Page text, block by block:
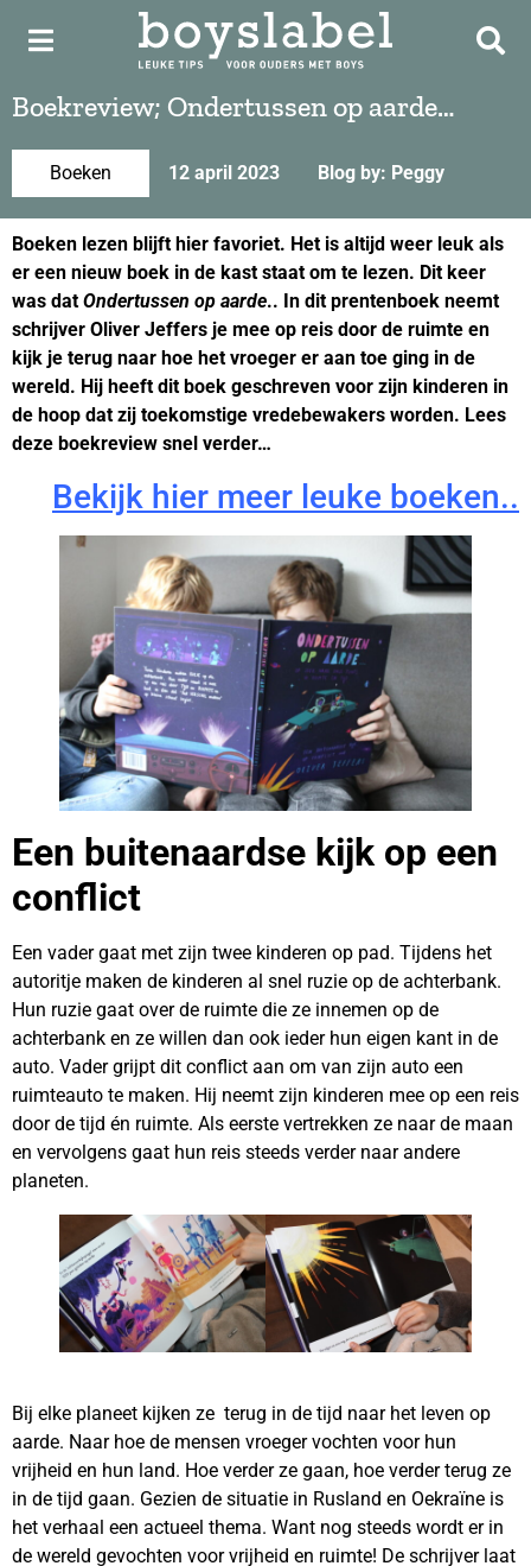
Boekreview; Ondertussen op aarde…
Boeken 12 april 2023 Blog by: Peggy
Boeken lezen blijft hier favoriet. Het is altijd weer leuk als
er een nieuw boek in de kast staat om te lezen. Dit keer
was dat Ondertussen op aarde.. In dit prentenboek neemt
schrijver Oliver Jeffers je mee op reis door de ruimte en
kijk je terug naar hoe het vroeger er aan toe ging in de
wereld. Hij heeft dit boek geschreven voor zijn kinderen in
de hoop dat zij toekomstige vredebewakers worden. Lees
deze boekreview snel verder…
Bekijk hier meer leuke boeken..
Een buitenaardse kijk op een
conflict
Een vader gaat met zijn twee kinderen op pad. Tijdens het
autoritje maken de kinderen al snel ruzie op de achterbank.
Hun ruzie gaat over de ruimte die ze innemen op de
achterbank en ze willen dan ook ieder hun eigen kant in de
auto. Vader grijpt dit conflict aan om van zijn auto een
ruimteauto te maken. Hij neemt zijn kinderen mee op een reis
door de tijd én ruimte. Als eerste vertrekken ze naar de maan
en vervolgens gaat hun reis steeds verder naar andere
planeten.
Bij elke planeet kijken ze terug in de tijd naar het leven op
aarde. Naar hoe de mensen vroeger vochten voor hun
vrijheid en hun land. Hoe verder ze gaan, hoe verder terug ze
in de tijd gaan. Gezien de situatie in Rusland en Oekraïne is
het verhaal een actueel thema. Want nog steeds wordt er in
de wereld gevochten voor vrijheid en ruimte! De schrijver laat